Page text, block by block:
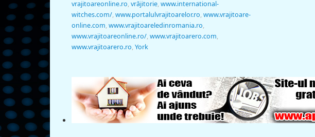
vrajitoareonline.ro,vrăjitorie,www.international-
witches.com/,www.portalulvrajitoarelor.ro,www.vrajitoare-
online.com,www.vrajitoareledinromania.ro,
www.vrajitoareonline.ro/,www.vrajitoarero.com,
www.vrajitoarero.ro,York